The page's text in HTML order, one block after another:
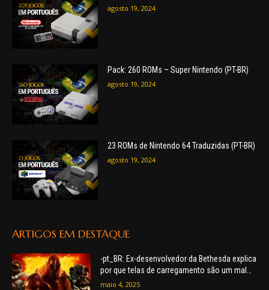
agosto 19, 2024
Pack: 260 ROMs – Super Nintendo (PT-BR)
agosto 19, 2024
23 ROMs de Nintendo 64 Traduzidas (PT-BR)
agosto 19, 2024
ARTIGOS EM DESTAQUE
-pt_BR: Ex-desenvolvedor da Bethesda explica
por que telas de carregamento são um mal
necessário
maio 4, 2025